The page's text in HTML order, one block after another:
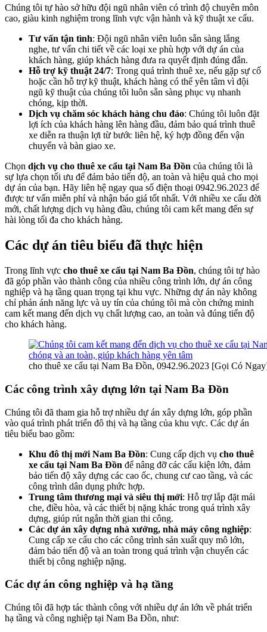
Chúng tôi tự hào sở hữu đội ngũ nhân viên có trình độ chuyên môn
cao, giàu kinh nghiệm trong lĩnh vực vận hành và kỹ thuật xe cẩu.
Tư vấn tận tình: Đội ngũ nhân viên luôn sẵn sàng lắng
nghe, tư vấn chi tiết về các loại xe phù hợp với dự án của
khách hàng, giúp khách hàng đưa ra quyết định đúng đắn.
Hỗ trợ kỹ thuật 24/7: Trong quá trình thuê xe, nếu gặp sự cố
hoặc cần hỗ trợ kỹ thuật, khách hàng có thể yên tâm vì đội
ngũ kỹ thuật của chúng tôi luôn sẵn sàng phục vụ nhanh
chóng, kịp thời.
Dịch vụ chăm sóc khách hàng chu đáo: Chúng tôi luôn đặt
lợi ích của khách hàng lên hàng đầu, đảm bảo quá trình thuê
xe diễn ra thuận lợi từ bước liên hệ, ký hợp đồng đến vận
chuyển và bàn giao xe.
Chọn dịch vụ cho thuê xe cẩu tại Nam Ba Đồn của chúng tôi là
sự lựa chọn tối ưu để đảm bảo tiến độ, an toàn và hiệu quả cho mọi
dự án của bạn. Hãy liên hệ ngay qua số điện thoại 0942.96.2023 để
được tư vấn miễn phí và nhận báo giá tốt nhất. Với nhiều xe cẩu đời
mới, chất lượng dịch vụ hàng đầu, chúng tôi cam kết mang đến sự
hài lòng tối đa cho khách hàng.
Các dự án tiêu biểu đã thực hiện
Trong lĩnh vực cho thuê xe cẩu tại Nam Ba Đồn, chúng tôi tự hào
đã góp phần vào thành công của nhiều công trình lớn, dự án công
nghiệp và hạ tầng quan trọng tại khu vực. Những dự án này không
chỉ phản ánh năng lực và uy tín của chúng tôi mà còn chứng minh
cam kết mang đến dịch vụ chất lượng cao, an toàn và đúng tiến độ
cho khách hàng.
cho thuê xe cẩu tại Nam Ba Đồn, 0942.96.2023 [Gọi Có
Các công trình xây dựng lớn tại Nam Ba Đồn
Chúng tôi đã tham gia hỗ trợ nhiều dự án xây dựng lớn, góp phần
vào quá trình phát triển đô thị và hạ tầng của khu vực. Các dự án
tiêu biểu bao gồm:
Khu đô thị mới Nam Ba Đồn: Cung cấp dịch vụ cho thuê
xe cẩu tại Nam Ba Đồn để nâng đỡ các cấu kiện lớn, đảm
bảo tiến độ xây dựng các cao ốc, chung cư cao tầng, và các
công trình dân dụng phức hợp.
Trung tâm thương mại và siêu thị mới: Hỗ trợ lắp đặt mái
che, điều hòa, và các thiết bị nặng khác trong quá trình xây
dựng, giúp rút ngắn thời gian thi công.
Các dự án xây dựng nhà xưởng, nhà máy công nghiệp:
Cung cấp xe cẩu cho các công trình sản xuất quy mô lớn,
đảm bảo tiến độ và an toàn trong quá trình vận chuyển các
thiết bị công nghiệp nặng.
Các dự án công nghiệp và hạ tầng
Chúng tôi đã hợp tác thành công với nhiều dự án lớn về phát triển
hạ tầng và công nghiệp tại Nam Ba Đồn, như: